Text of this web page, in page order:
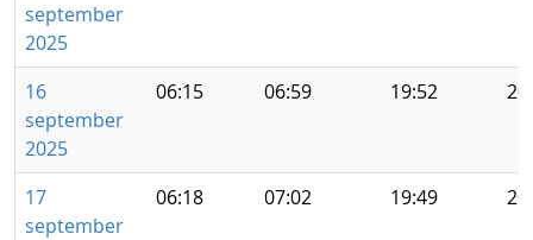
september
2025
16
september
2025
06:15 06:59 19:52
17
september
06:18 07:02 19:49